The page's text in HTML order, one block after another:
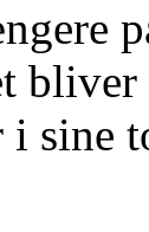
bliver
i sine